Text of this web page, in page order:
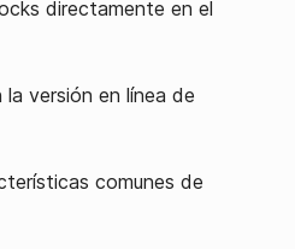
directamente en el
versión en línea de
comunes de